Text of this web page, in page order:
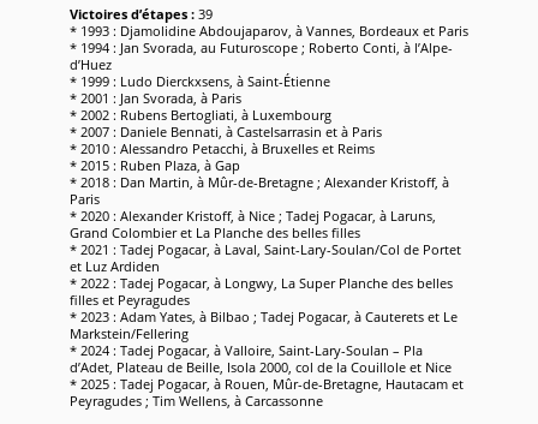
Victoires d’étapes : 39
* 1993 : Djamolidine Abdoujaparov, à Vannes, Bordeaux et Paris
* 1994 : Jan Svorada, au Futuroscope ; Roberto Conti, à l’Alpe-
d’Huez
* 1999 : Ludo Dierckxsens, à Saint-Étienne
* 2001 : Jan Svorada, à Paris
* 2002 : Rubens Bertogliati, à Luxembourg
* 2007 : Daniele Bennati, à Castelsarrasin et à Paris
* 2010 : Alessandro Petacchi, à Bruxelles et Reims
* 2015 : Ruben Plaza, à Gap
* 2018 : Dan Martin, à Mûr-de-Bretagne ; Alexander Kristoff, à
Paris
* 2020 : Alexander Kristoff, à Nice ; Tadej Pogacar, à Laruns,
Grand Colombier et La Planche des belles filles
* 2021 : Tadej Pogacar, à Laval, Saint-Lary-Soulan/Col de Portet
et Luz Ardiden
* 2022 : Tadej Pogacar, à Longwy, La Super Planche des belles
filles et Peyragudes
* 2023 : Adam Yates, à Bilbao ; Tadej Pogacar, à Cauterets et Le
Markstein/Fellering
* 2024 : Tadej Pogacar, à Valloire, Saint-Lary-Soulan – Pla
d’Adet, Plateau de Beille, Isola 2000, col de la Couillole et Nice
* 2025 : Tadej Pogacar, à Rouen, Mûr-de-Bretagne, Hautacam et
Peyragudes ; Tim Wellens, à Carcassonne